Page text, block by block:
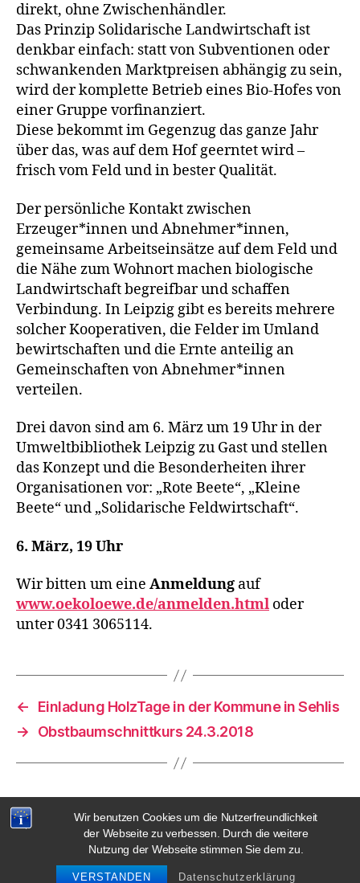
Wir benutzen Cookies um die Nutzerfreundlichkeit
der Webseite zu verbessen. Durch die weitere
Nutzung der Webseite stimmen Sie dem zu.
VERSTANDEN Datenschutzerklärung
direkt, ohne Zwischenhändler.
Das Prinzip Solidarische Landwirtschaft ist
denkbar einfach: statt von Subventionen oder
schwankenden Marktpreisen abhängig zu sein,
wird der komplette Betrieb eines Bio-Hofes von
einer Gruppe vorfinanziert.
Diese bekommt im Gegenzug das ganze Jahr
über das, was auf dem Hof geerntet wird –
frisch vom Feld und in bester Qualität.
Der persönliche Kontakt zwischen
Erzeuger*innen und Abnehmer*innen,
gemeinsame Arbeitseinsätze auf dem Feld und
die Nähe zum Wohnort machen biologische
Landwirtschaft begreifbar und schaffen
Verbindung. In Leipzig gibt es bereits mehrere
solcher Kooperativen, die Felder im Umland
bewirtschaften und die Ernte anteilig an
Gemeinschaften von Abnehmer*innen
verteilen.
Drei davon sind am 6. März um 19 Uhr in der
Umweltbibliothek Leipzig zu Gast und stellen
das Konzept und die Besonderheiten ihrer
Organisationen vor: „Rote Beete“, „Kleine
Beete“ und „Solidarische Feldwirtschaft“.
6. März, 19 Uhr
Wir bitten um eine Anmeldung auf
www.oekoloewe.de/anmelden.html oder
unter 0341 3065114.
←
Einladung HolzTage in der Kommune in Sehlis
→
Obstbaumschnittkurs 24.3.2018
Gemüsekooperative Rote
Beete eG
Nach oben